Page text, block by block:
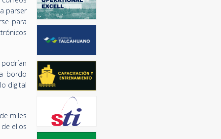
parser
para
bordo
digital
miles
ellos